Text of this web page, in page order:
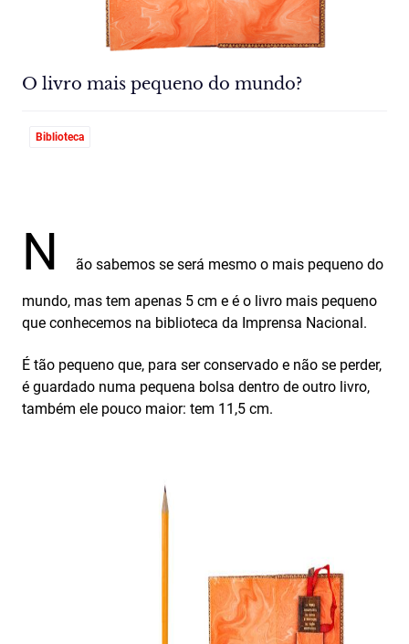
O livro mais pequeno do mundo?
Biblioteca
N ão sabemos se será mesmo o mais pequeno do
mundo, mas tem apenas 5 cm e é o livro mais pequeno
que conhecemos na biblioteca da Imprensa Nacional.
É tão pequeno que, para ser conservado e não se perder,
é guardado numa pequena bolsa dentro de outro livro,
também ele pouco maior: tem 11,5 cm.